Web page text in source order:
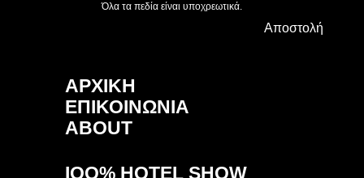
Όλα τα πεδία είναι υποχρεωτικά.
Αποστολή
ΑΡΧΙΚΗ
ΕΠΙΚΟΙΝΩΝΙΑ
ABOUT
IOO% HOTEL SHOW